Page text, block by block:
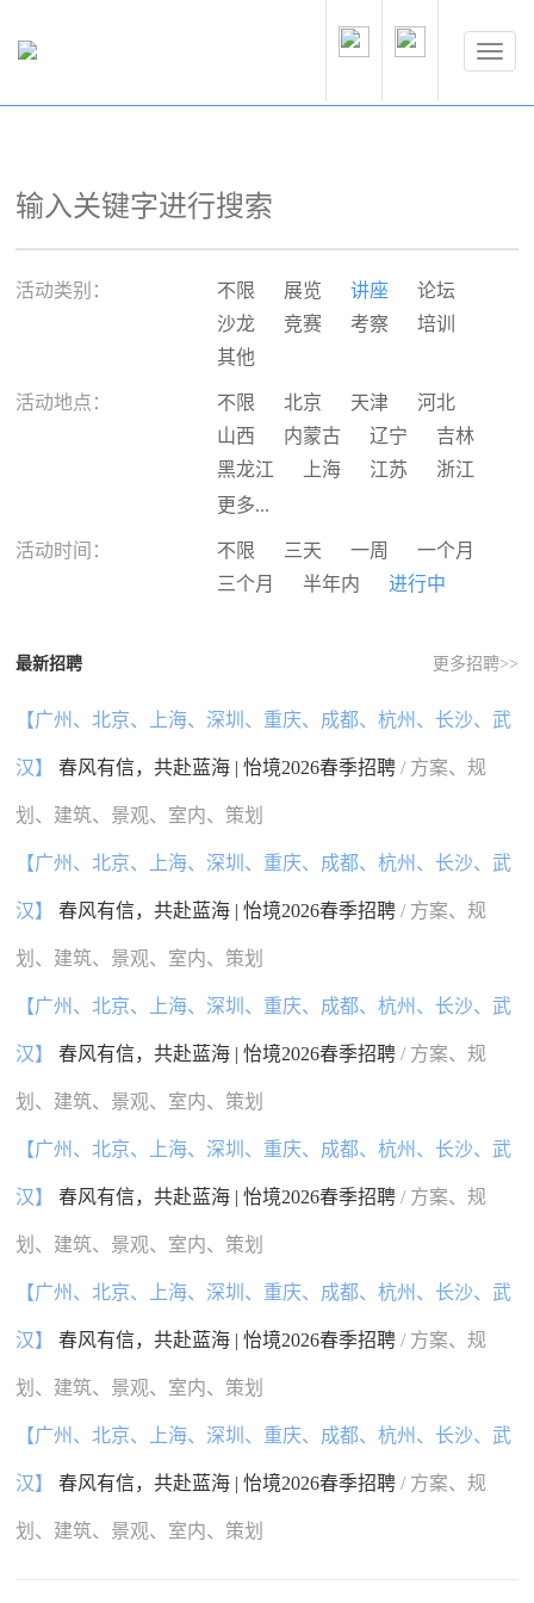
活动类别： 不限 展览 讲座
论坛
沙龙
竞赛 考察
培训
其他
活动地点： 不限 北京 天津
河北
山西
内蒙古 辽宁
吉林
黑龙江
上海 江苏
浙江
安徽
广东
广西
海南 重庆
四川
国外
更多...
活动时间： 不限 三天 一周
一个月
三个月
半年内 进行中
最新招聘 更多招聘>>
【广州、北京、上海、深圳、重庆、成都、杭州、长沙、武
汉】 春风有信，共赴蓝海 | 怡境2026春季招聘/ 方案、规
划、建筑、景观、室内、策划
【广州、北京、上海、深圳、重庆、成都、杭州、长沙、武
汉】 春风有信，共赴蓝海 | 怡境2026春季招聘/ 方案、规
划、建筑、景观、室内、策划
【广州、北京、上海、深圳、重庆、成都、杭州、长沙、武
汉】 春风有信，共赴蓝海 | 怡境2026春季招聘/ 方案、规
划、建筑、景观、室内、策划
【广州、北京、上海、深圳、重庆、成都、杭州、长沙、武
汉】 春风有信，共赴蓝海 | 怡境2026春季招聘/ 方案、规
划、建筑、景观、室内、策划
【广州、北京、上海、深圳、重庆、成都、杭州、长沙、武
汉】 春风有信，共赴蓝海 | 怡境2026春季招聘/ 方案、规
划、建筑、景观、室内、策划
【广州、北京、上海、深圳、重庆、成都、杭州、长沙、武
汉】 春风有信，共赴蓝海 | 怡境2026春季招聘/ 方案、规
划、建筑、景观、室内、策划